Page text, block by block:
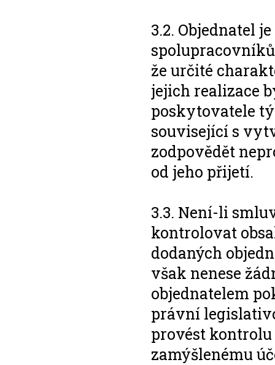
3.2. Objednatel
že určité
jejich realizace
poskytovatele
související s
zodpovědět
od jeho přijetí.
3.3. Není-li
kontrolovat
dodaných
však nenese
objednatelem
právní
provést
zamýšlenému